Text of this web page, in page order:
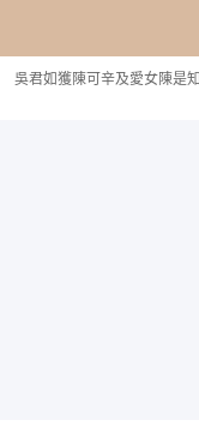
吳君如獲陳可辛及愛女陳是